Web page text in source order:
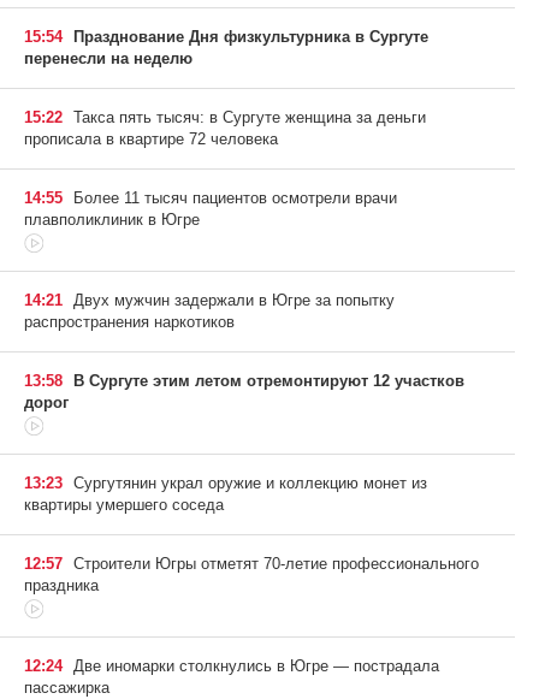
15:54
Празднование Дня физкультурника в Сургуте
перенесли на неделю
15:22 Такса пять тысяч: в Сургуте женщина за деньги
прописала в квартире 72 человека
14:55
Более 11 тысяч пациентов осмотрели врачи
плавполиклиник в Югре
14:21 Двух мужчин задержали в Югре за попытку
распространения наркотиков
13:58
В Сургуте этим летом отремонтируют 12 участков
дорог
13:23 Сургутянин украл оружие и коллекцию монет из
квартиры умершего соседа
12:57 Строители Югры отметят 70-летие профессионального
праздника
12:24 Две иномарки столкнулись в Югре — пострадала
пассажирка